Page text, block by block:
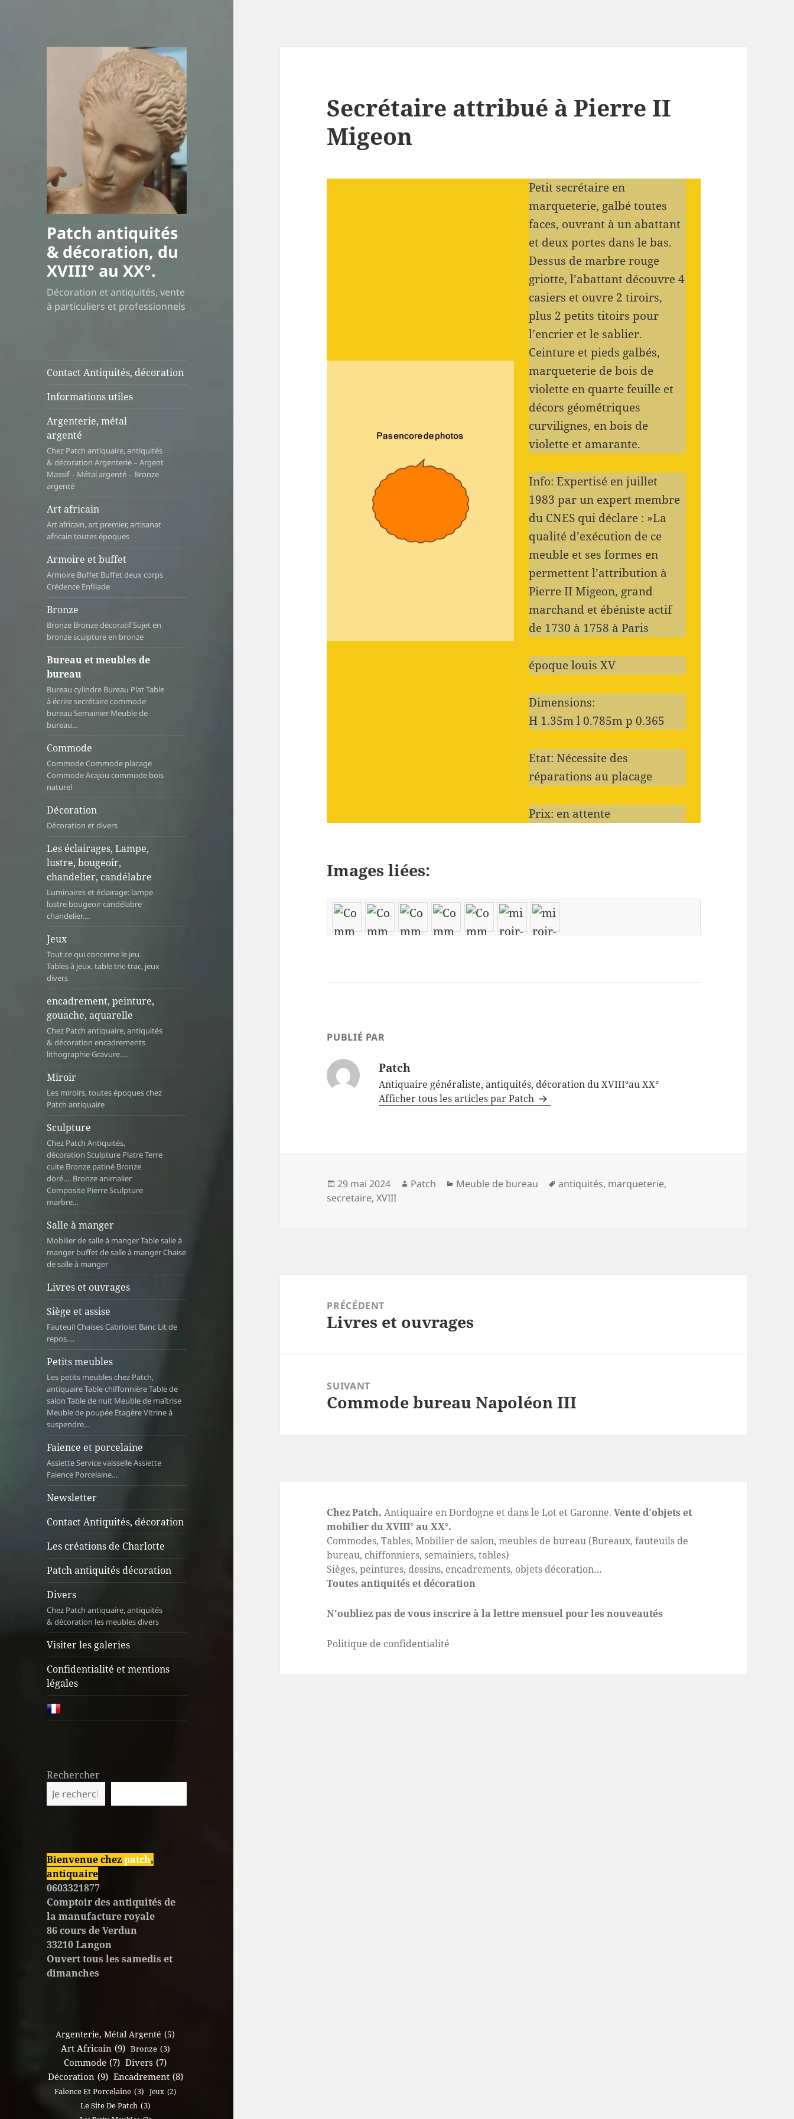
Patch antiquités
& décoration, du
XVIII° au XX°.
Décoration et antiquités, vente
à particuliers et professionnels
Contact Antiquités, décoration
Informations utiles
Argenterie, métal
argenté
Chez Patch antiquaire, antiquités
& décoration Argenterie – Argent
Massif – Métal argenté – Bronze
argenté
Art africain
Art africain, art premier, artisanat
africain toutes époques
Armoire et buffet
Armoire Buffet Buffet deux corps
Crédence Enfilade
Bronze
Bronze Bronze décoratif Sujet en
bronze sculpture en bronze
Bureau et meubles de
bureau
Bureau cylindre Bureau Plat Table
à écrire secrétaire commode
bureau Semainier Meuble de
bureau…
Commode
Commode Commode placage
Commode Acajou commode bois
naturel
Décoration
Décoration et divers
Les éclairages, Lampe,
lustre, bougeoir,
chandelier, candélabre
Luminaires et éclairage: lampe
lustre bougeoir candélabre
chandelier….
Jeux
Tout ce qui concerne le jeu.
Tables à jeux, table tric-trac, jeux
divers
encadrement, peinture,
gouache, aquarelle
Chez Patch antiquaire, antiquités
& décoration encadrements
lithographie Gravure….
Miroir
Les miroirs, toutes époques chez
Patch antiquaire
Sculpture
Chez Patch Antiquités,
décoration Sculpture Platre Terre
cuite Bronze patiné Bronze
doré…. Bronze animalier
Composite Pierre Sculpture
marbre…
Salle à manger
Mobilier de salle à manger Table salle à
manger buffet de salle à manger Chaise
de salle à manger
Livres et ouvrages
Siège et assise
Fauteuil Chaises Cabriolet Banc Lit de
repos….
Petits meubles
Les petits meubles chez Patch,
antiquaire Table chiffonnière Table de
salon Table de nuit Meuble de maîtrise
Meuble de poupée Etagère Vitrine à
suspendre…
Faience et porcelaine
Assiette Service vaisselle Assiette
Faience Porcelaine…
Newsletter
Contact Antiquités, décoration
Les créations de Charlotte
Patch antiquités décoration
Divers
Chez Patch antiquaire, antiquités
& décoration les meubles divers
Visiter les galeries
Confidentialité et mentions
légales
Rechercher
Bienvenue chezpatch,
antiquaire
0603321877
Comptoir des antiquités de
la manufacture royale
86 cours de Verdun
33210 Langon
Ouvert tous les samedis et
dimanches
Argenterie, Métal Argenté (5)
Art Africain (9) Bronze (3)
Commode (7) Divers (7)
Décoration (9) Encadrement (8)
Faience Et Porcelaine (3) Jeux (2)
Le Site De Patch (3)
Secrétaire attribué à Pierre II
Migeon
Petit secrétaire en
marqueterie, galbé toutes
faces, ouvrant à un abattant
et deux portes dans le bas.
Dessus de marbre rouge
griotte, l’abattant découvre 4
casiers et ouvre 2 tiroirs,
plus 2 petits titoirs pour
l’encrier et le sablier.
Ceinture et pieds galbés,
marqueterie de bois de
violette en quarte feuille et
décors géométriques
curvilignes, en bois de
violette et amarante.
Info: Expertisé en juillet
1983 par un expert membre
du CNES qui déclare : »La
qualité d’exécution de ce
meuble et ses formes en
permettent l’attribution à
Pierre II Migeon, grand
marchand et ébéniste actif
de 1730 à 1758 à Paris
époque louis XV
Dimensions:
H 1.35m l 0.785m p 0.365
Etat: Nécessite des
réparations au placage
Prix: en attente
Images liées:
PUBLIÉ PAR
Patch
Antiquaire généraliste, antiquités, décoration du XVIII°au XX°
Afficher tous les articles par Patch
Publié
le
29 mai 2024 Auteur
Patch Catégories
Meuble de bureau
Mots-
antiquités, marqueterie,
secretaire,XVIII
PRÉCÉDENT
Article
Livres et ouvrages
SUIVANT
Article
Commode bureau Napoléon III
Chez Patch, Antiquaire en Dordogne et dans le Lot et Garonne.Vente d'objets et
mobilier du XVIII° au XX°.
Commodes, Tables, Mobilier de salon, meubles de bureau (Bureaux, fauteuils de
bureau, chiffonniers, semainiers, tables)
Sièges, peintures, dessins, encadrements, objets décoration…
Toutes antiquités et décoration
N'oubliez pas de vous inscrire à la lettre mensuel pour les nouveautés
Politique de confidentialité